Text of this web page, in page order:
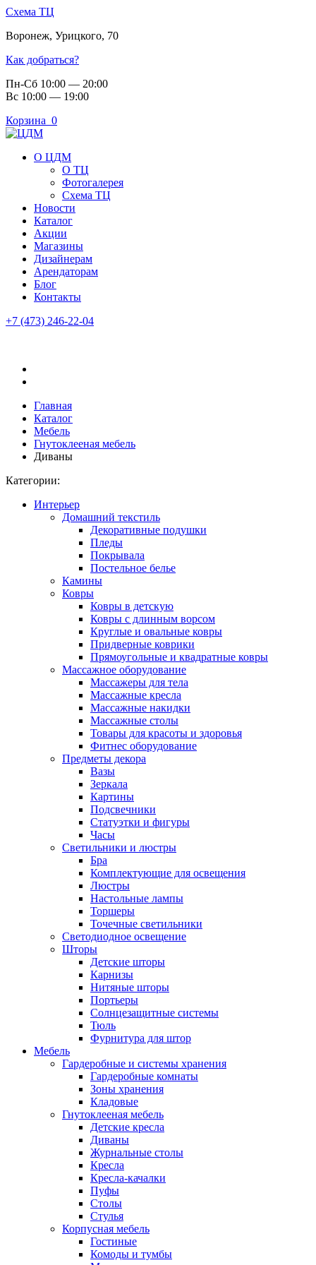
Схема ТЦ
Воронеж, Урицкого, 70
Как добраться?
Пн-Сб 10:00 — 20:00
Вс 10:00 — 19:00
Корзина 0
О ЦДМ
О ТЦ
Фотогалерея
Схема ТЦ
Новости
Каталог
Акции
Магазины
Дизайнерам
Арендаторам
Блог
Контакты
+7 (473) 246-22-04
Главная
Каталог
Мебель
Гнутоклееная мебель
Диваны
Категории:
Интерьер
Домашний текстиль
Декоративные подушки
Пледы
Покрывала
Постельное белье
Камины
Ковры
Ковры в детскую
Ковры с длинным ворсом
Круглые и овальные ковры
Придверные коврики
Прямоугольные и квадратные ковры
Массажное оборудование
Массажеры для тела
Массажные кресла
Массажные накидки
Массажные столы
Товары для красоты и здоровья
Фитнес оборудование
Предметы декора
Вазы
Зеркала
Картины
Подсвечники
Статуэтки и фигуры
Часы
Светильники и люстры
Бра
Комплектующие для освещения
Люстры
Настольные лампы
Торшеры
Точечные светильники
Светодиодное освещение
Шторы
Детские шторы
Карнизы
Нитяные шторы
Портьеры
Солнцезащитные системы
Тюль
Фурнитура для штор
Мебель
Гардеробные и системы хранения
Гардеробные комнаты
Зоны хранения
Кладовые
Гнутоклееная мебель
Детские кресла
Диваны
Журнальные столы
Кресла
Кресла-качалки
Пуфы
Столы
Стулья
Корпусная мебель
Гостиные
Комоды и тумбы